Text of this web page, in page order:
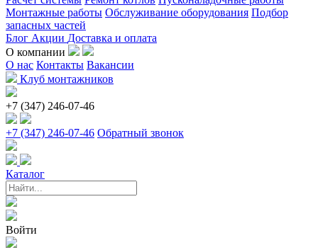
Монтажные работы Обслуживание оборудования Подбор
запасных частей
Блог Акции Доставка и оплата
О компании
О нас Контакты Вакансии
Клуб монтажников
+7 (347) 246-07-46
+7 (347) 246-07-46 Обратный звонок
Каталог
Войти